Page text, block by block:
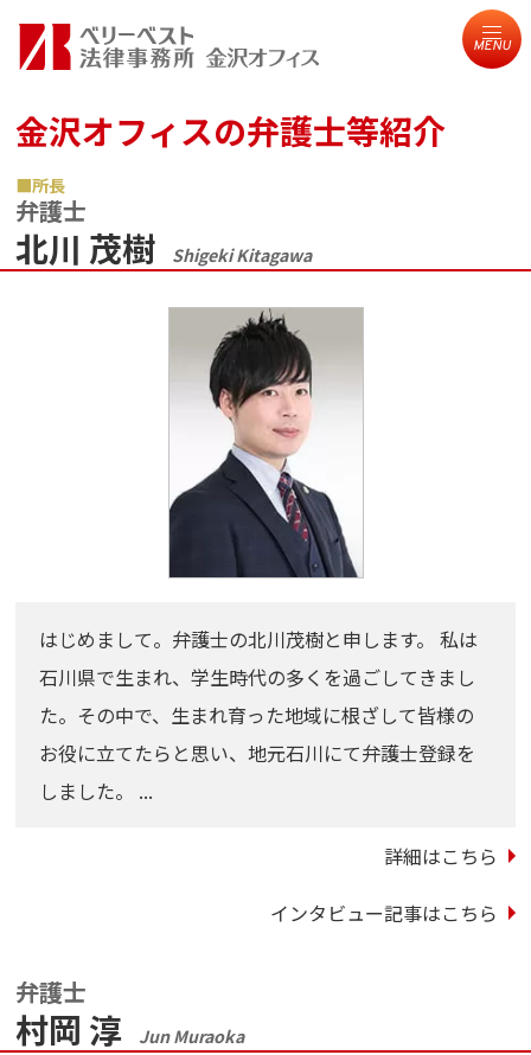
MENU
金沢オフィスの弁護士等紹介
所長
弁護士
北川 茂樹 Shigeki Kitagawa
はじめまして。弁護士の北川茂樹と申します。 私は
石川県で生まれ、学生時代の多くを過ごしてきまし
た。その中で、生まれ育った地域に根ざして皆様の
お役に立てたらと思い、地元石川にて弁護士登録を
しました。 ...
詳細はこちら
インタビュー記事はこちら
弁護士
村岡 淳 Jun Muraoka